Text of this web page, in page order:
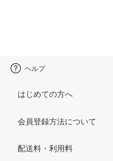
ヘルプ
はじめての方へ
会員登録方法について
配送料・利用料